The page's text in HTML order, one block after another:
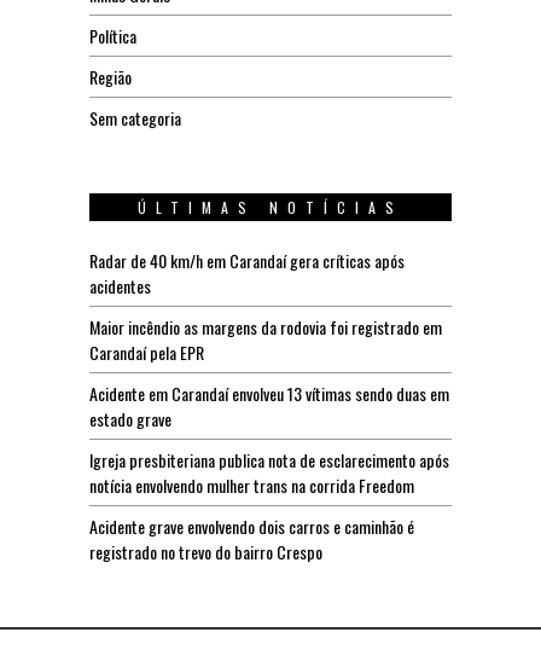
Política
Região
Sem categoria
ÚLTIMAS NOTÍCIAS
Radar de 40 km/h em Carandaí gera críticas após
acidentes
Maior incêndio as margens da rodovia foi registrado em
Carandaí pela EPR
Acidente em Carandaí envolveu 13 vítimas sendo duas em
estado grave
Igreja presbiteriana publica nota de esclarecimento após
notícia envolvendo mulher trans na corrida Freedom
Acidente grave envolvendo dois carros e caminhão é
registrado no trevo do bairro Crespo